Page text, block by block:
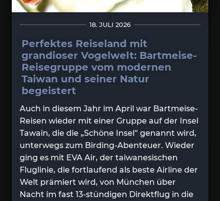
18. JULI 2026
Perfektes Reiseland mit
grandioser Vogelwelt: Bartmeise-
Reisegruppe vom modernen
Taiwan und seiner Natur
begeistert
Auch in diesem Jahr im April war Bartmeise-
Reisen wieder mit einer Gruppe auf der Insel
Tawain, die die „Schöne Insel“ genannt wird,
unterwegs zum Birding-Abenteuer. Wieder
ging es mit EVA Air, der taiwanesischen
Fluglinie, die fortlaufend als beste Airline der
Welt prämiert wird, von München über
Nacht im fast 13-stündigen Direktflug in die